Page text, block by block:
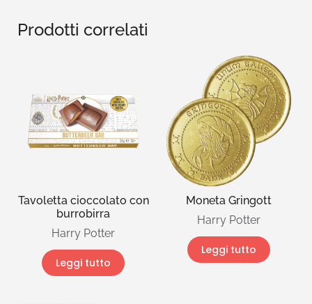
Prodotti correlati
Tavoletta cioccolato con
burrobirra
Harry Potter
Leggi tutto
Moneta Gringott
Harry Potter
Leggi tutto